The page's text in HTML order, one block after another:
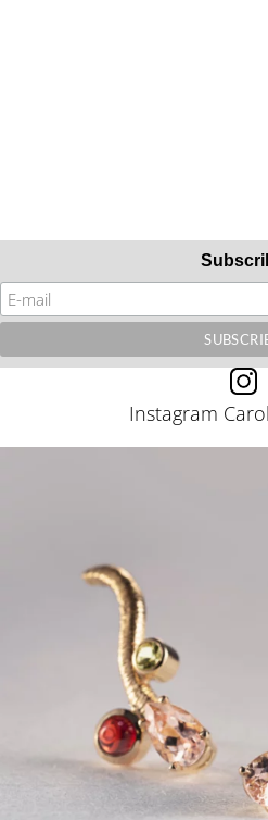
Instagram